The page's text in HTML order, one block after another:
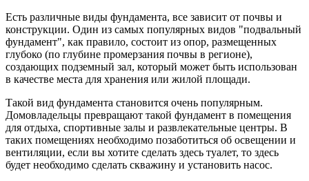
Есть различные виды фундамента, все зависит от почвы и
конструкции. Один из самых популярных видов "подвальный
фундамент", как правило, состоит из опор, размещенных
глубоко (по глубине промерзания почвы в регионе),
создающих подземный зал, который может быть использован
в качестве места для хранения или жилой площади.
Такой вид фундамента становится очень популярным.
Домовладельцы превращают такой фундамент в помещения
для отдыха, спортивные залы и развлекательные центры. В
таких помещениях необходимо позаботиться об освещении и
вентиляции, если вы хотите сделать здесь туалет, то здесь
будет необходимо сделать скважину и установить насос.